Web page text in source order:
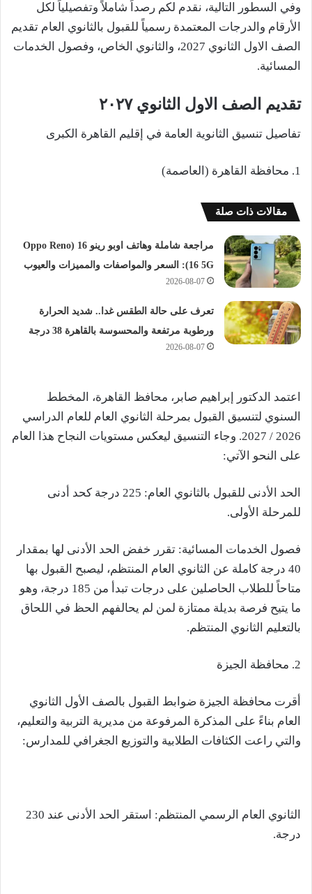
وفي السطور التالية، نقدم لكم رصداً شاملاً وتفصيلياً لكل
الأرقام والدرجات المعتمدة رسمياً للقبول بالثانوي العام تقديم
الصف الاول الثانوي 2027، والثانوي الخاص، وفصول الخدمات
المسائية.
تقديم الصف الاول الثانوي ٢٠٢٧
تفاصيل تنسيق الثانوية العامة في إقليم القاهرة الكبرى
1. محافظة القاهرة (العاصمة)
مقالات ذات صلة
مراجعة شاملة وهاتف اوبو رينو 16 (Oppo Reno
16 5G): السعر والمواصفات والمميزات والعيوب
2026-08-07
تعرف على حالة الطقس غدا.. شديد الحرارة
ورطوبة مرتفعة والمحسوسة بالقاهرة 38 درجة
2026-08-07
اعتمد الدكتور إبراهيم صابر، محافظ القاهرة، المخطط
السنوي لتنسيق القبول بمرحلة الثانوي العام للعام الدراسي
2026 / 2027. وجاء التنسيق ليعكس مستويات النجاح هذا العام
على النحو الآتي:
الحد الأدنى للقبول بالثانوي العام: 225 درجة كحد أدنى
للمرحلة الأولى.
فصول الخدمات المسائية: تقرر خفض الحد الأدنى لها بمقدار
40 درجة كاملة عن الثانوي العام المنتظم، ليصبح القبول بها
متاحاً للطلاب الحاصلين على درجات تبدأ من 185 درجة، وهو
ما يتيح فرصة بديلة ممتازة لمن لم يحالفهم الحظ في اللحاق
بالتعليم الثانوي المنتظم.
2. محافظة الجيزة
أقرت محافظة الجيزة ضوابط القبول بالصف الأول الثانوي
العام بناءً على المذكرة المرفوعة من مديرية التربية والتعليم،
والتي راعت الكثافات الطلابية والتوزيع الجغرافي للمدارس:
الثانوي العام الرسمي المنتظم: استقر الحد الأدنى عند 230
درجة.